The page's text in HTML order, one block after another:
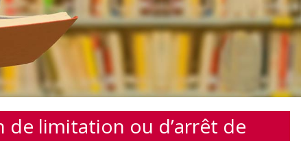
de limitation ou d’arrêt de